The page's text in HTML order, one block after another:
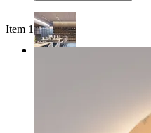
Item 1 of 4